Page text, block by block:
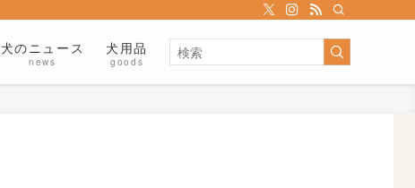
犬のニュース
news
犬用品
goods